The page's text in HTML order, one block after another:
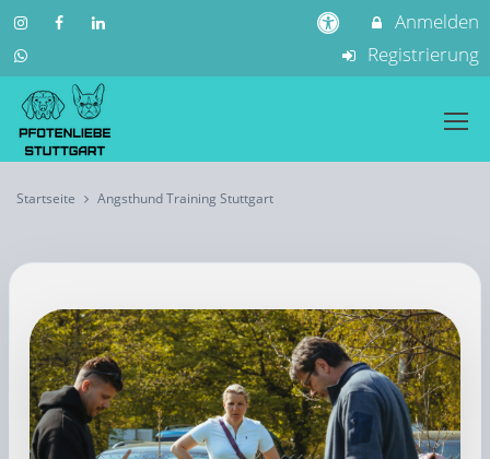
Anmelden
Registrierung
Startseite Angsthund Training Stuttgart